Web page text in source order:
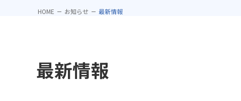
HOME お知らせ 最新情報
最新情報